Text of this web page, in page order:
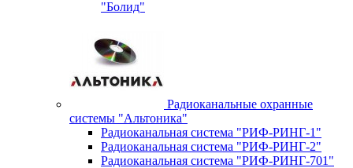
"Болид"
Радиоканальные охранные
системы "Альтоника"
Радиоканальная система "РИФ-РИНГ-1"
Радиоканальная система "РИФ-РИНГ-2"
Радиоканальная система "РИФ-РИНГ-701"